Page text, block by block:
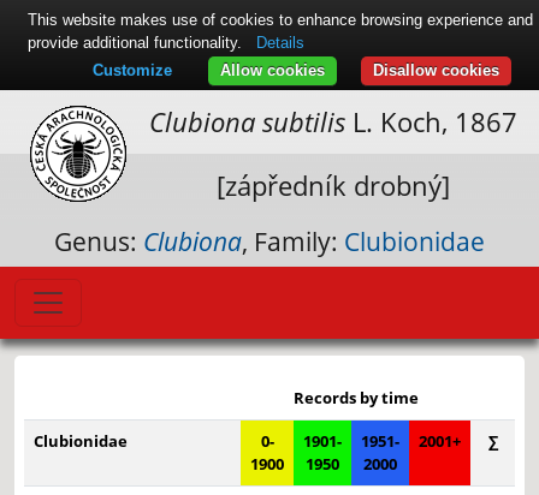
Clubiona subtilis L. Koch, 1867
[zápředník drobný]
Genus: Clubiona, Family: Clubionidae
−
Leaflet|© Seznam.cz a.s. a další
Records by time
Clubionidae
0-
1900
1901-
1950
1951-
2000
2001+ ∑
This website makes use of cookies to enhance browsing experience and
provide additional functionality.
Details
Disallow cookies
Allow cookies
Customize